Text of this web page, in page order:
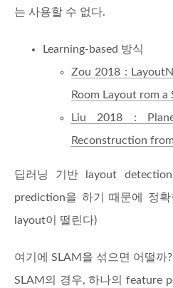
는 사용할 수 없다.
Learning-based 방식
Zou 2018 :
Room Layout rom a
Liu 2018 :
Reconstruction
딥러닝 기반 layout
prediction을 하기 때문에 정
layout이 떨린다)
여기에 SLAM을 섞으면 어떨까?
SLAM의 경우, 하나의 feature